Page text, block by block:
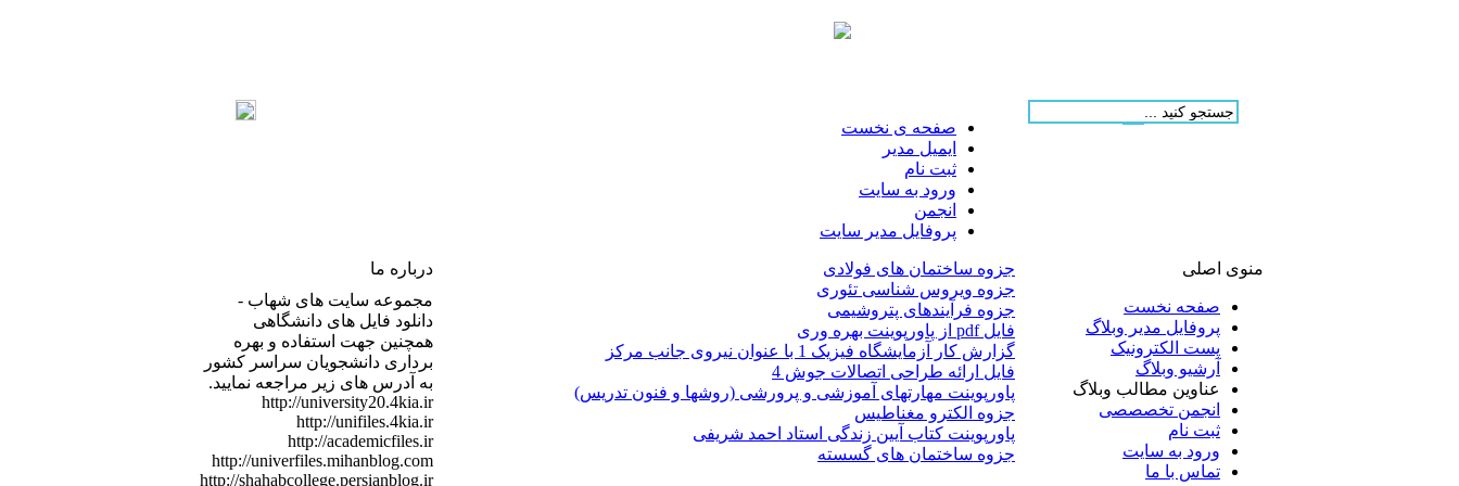
صفحه ی نخست
ایمیل مدیر
ثبت نام
ورود به سایت
انجمن
پروفایل مدیر سایت
منوی اصلی
صفحه نخست
پروفایل مدیر وبلاگ
پست الکترونیک
آرشیو وبلاگ
عناوین مطالب وبلاگ
انجمن تخصصصی
ثبت نام
ورود به سایت
تماس با ما
جزوه ساختمان های فولادی
جزوه ویروس شناسی تئوری
جزوه فرآیندهای پتروشیمی
فایل pdf از پاورپوینت بهره وری
گزارش کار آزمایشگاه فیزیک 1 با عنوان نیروی جانب مرکز
فایل ارائه طراحی اتصالات جوش 4
پاورپوینت مهارتهای آموزشی و پرورشی (روشها و فنون تدریس)
جزوه الکترو مغناطیس
پاورپوینت کتاب آیین زندگی استاد احمد شریفی
جزوه ساختمان های گسسته
درباره ما
مجموعه سایت های شهاب -
دانلود فایل های دانشگاهی
همچنین جهت استفاده و بهره
برداری دانشجویان سراسر کشور
به آدرس های زیر مراجعه نمایید.
http://university20.4kia.ir
http://unifiles.4kia.ir
http://academicfiles.ir
http://univerfiles.mihanblog.com
http://shahabcollege.persianblog.ir